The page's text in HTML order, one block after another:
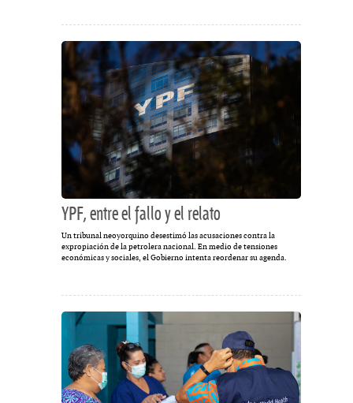
YPF, entre el fallo y el relato
Un tribunal neoyorquino desestimó las acusaciones contra la
expropiación de la petrolera nacional. En medio de tensiones
económicas y sociales, el Gobierno intenta reordenar su agenda.